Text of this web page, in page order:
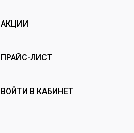
АКЦИИ
ПРАЙС-ЛИСТ
ВОЙТИ В КАБИНЕТ